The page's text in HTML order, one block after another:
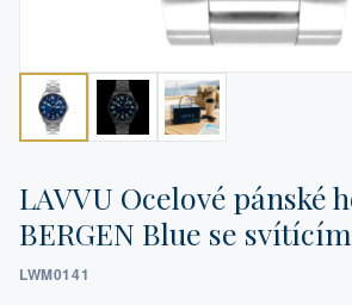
LAVVU Ocelové pánské
BERGEN Blue se
LWM0141